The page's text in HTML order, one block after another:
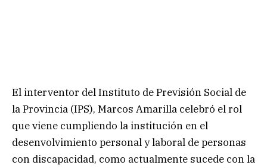
El interventor del Instituto de Previsión Social de
la Provincia (IPS), Marcos Amarilla celebró el rol
que viene cumpliendo la institución en el
desenvolvimiento personal y laboral de personas
con discapacidad, como actualmente sucede con la